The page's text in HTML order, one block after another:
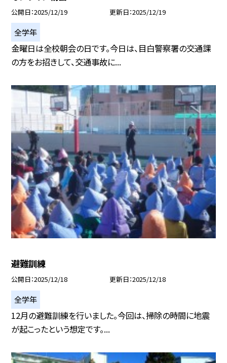
公開日 2025/12/19 更新日 2025/12/19
全学年
金曜日は全校朝会の日です。今日は、目白警察署の交通課
の方をお招きして、交通事故に...
避難訓練
公開日 2025/12/18 更新日 2025/12/18
全学年
12月の避難訓練を行いました。今回は、掃除の時間に地震
が起こったという想定です。...